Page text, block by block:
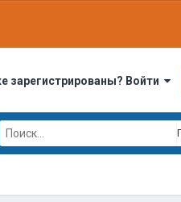
зарегистрированы? Войти